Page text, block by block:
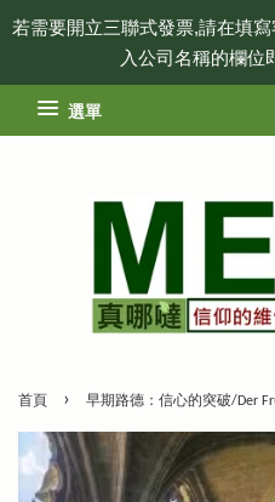
若需要開立三聯式發票,請在填
入公司名稱的欄位
選單
首頁 › 早期路德：信心的突破/Der